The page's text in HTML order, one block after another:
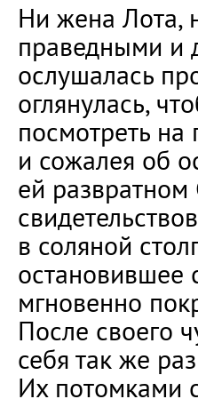
Ни жена Лота,
праведными и
ослушалась
оглянулась,
посмотреть
и сожалея об
ей
в соляной
остановившее
мгновенно
После своего
себя так же
Их потомками